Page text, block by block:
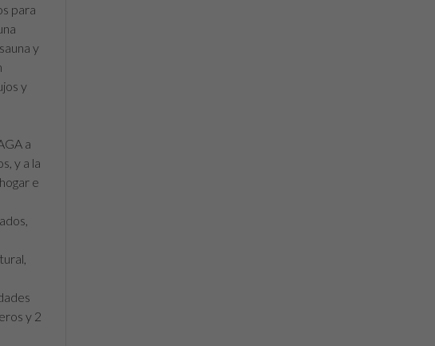
para
y
y
a
y a la
e
y 2